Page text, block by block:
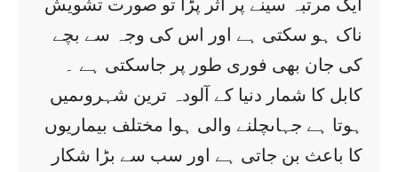
ناک ہو سکتی ہے اور اس کی وجہ سے بچے
کی جان بھی فوری طور پر جاسکتی ہے ۔
کابل کا شمار دنیا کے آلودہ ترین شہروںمیں
ہوتا ہے جہاںچلنے والی ہوا مختلف بیماریوں
کا باعث بن جاتی ہے اور سب سے بڑا شکار